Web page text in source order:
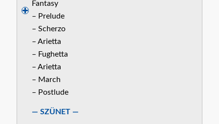
Fantasy
– Prelude
– Scherzo
– Arietta
– Fughetta
– Arietta
– March
– Postlude
— SZÜNET —